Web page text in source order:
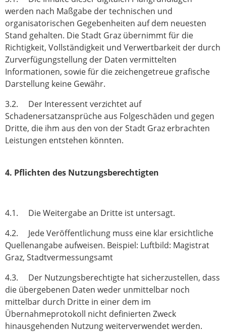
werden nach Maßgabe der technischen und
organisatorischen Gegebenheiten auf dem neuesten
Stand gehalten. Die Stadt Graz übernimmt für die
Richtigkeit, Vollständigkeit und Verwertbarkeit der durch
Zurverfügungstellung der Daten vermittelten
Informationen, sowie für die zeichengetreue grafische
Darstellung keine Gewähr.
3.2. Der Interessent verzichtet auf
Schadenersatzansprüche aus Folgeschäden und gegen
Dritte, die ihm aus den von der Stadt Graz erbrachten
Leistungen entstehen könnten.
4. Pflichten des Nutzungsberechtigten
4.1. Die Weitergabe an Dritte ist untersagt.
4.2. Jede Veröffentlichung muss eine klar ersichtliche
Quellenangabe aufweisen. Beispiel: Luftbild: Magistrat
Graz, Stadtvermessungsamt
4.3. Der Nutzungsberechtigte hat sicherzustellen, dass
die übergebenen Daten weder unmittelbar noch
mittelbar durch Dritte in einer dem im
Übernahmeprotokoll nicht definierten Zweck
hinausgehenden Nutzung weiterverwendet werden.